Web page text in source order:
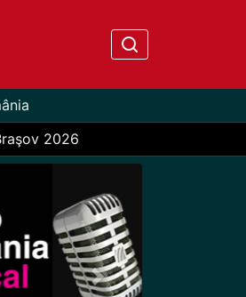
2026
Next